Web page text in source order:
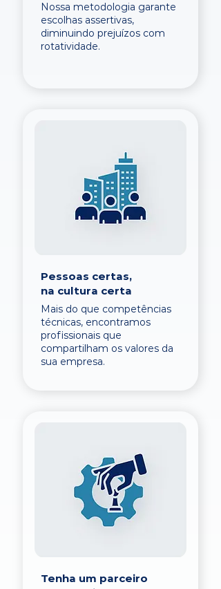
Nossa metodologia garante
escolhas assertivas,
diminuindo prejuízos com
rotatividade.
Pessoas certas,
na cultura certa
Mais do que competências
técnicas, encontramos
profissionais que
compartilham os valores da
sua empresa.
Tenha um parceiro